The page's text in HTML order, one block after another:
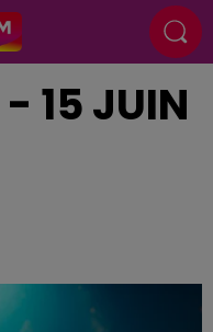
15 JUIN